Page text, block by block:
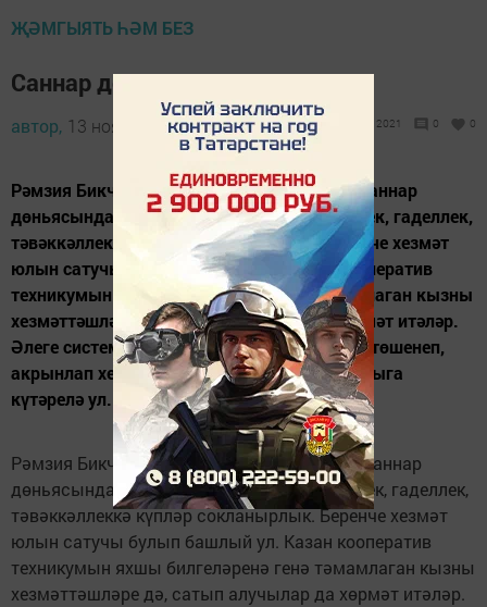
ҖӘМГЫЯТЬ ҺӘМ БЕЗ
Саннар дөньясы аңа чит түгел
автор, 13 ноябрь 2012 - 09:54 2021 0 0
Рәмзия Бикчәнтәева 3 дистә елдан артык саннар
дөньясында кайнап яши. Анардагы төгәллек, гаделлек,
тәвәккәллеккә күпләр сокланырлык. Беренче хезмәт
юлын сатучы булып башлый ул. Казан кооператив
техникумын яхшы билгеләренә генә тәмамлаган кызны
хезмәттәшләре дә, сатып алучылар да хөрмәт итәләр.
Әлеге системадагы барлык нечкәлекләрне төшенеп,
акрынлап хезмәт баскычлары буйлап югарыга
күтәрелә ул....
Рәмзия Бикчәнтәева 3 дистә елдан артык саннар
дөньясында кайнап яши. Анардагы төгәллек, гаделлек,
тәвәккәллеккә күпләр сокланырлык. Беренче хезмәт
юлын сатучы булып башлый ул. Казан кооператив
техникумын яхшы билгеләренә генә тәмамлаган кызны
хезмәттәшләре дә, сатып алучылар да хөрмәт итәләр.